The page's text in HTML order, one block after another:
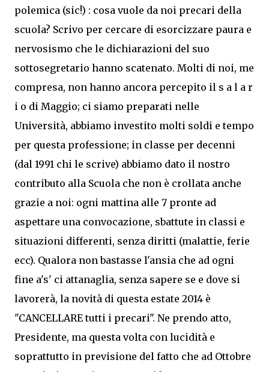
polemica (sic!) : cosa vuole da noi precari della
scuola? Scrivo per cercare di esorcizzare paura e
nervosismo che le dichiarazioni del suo
sottosegretario hanno scatenato. Molti di noi, me
compresa, non hanno ancora percepito il s a l a r
i o di Maggio; ci siamo preparati nelle
Università, abbiamo investito molti soldi e tempo
per questa professione; in classe per decenni
(dal 1991 chi le scrive) abbiamo dato il nostro
contributo alla Scuola che non è crollata anche
grazie a noi: ogni mattina alle 7 pronte ad
aspettare una convocazione, sbattute in classi e
situazioni differenti, senza diritti (malattie, ferie
ecc). Qualora non bastasse l'ansia che ad ogni
fine a's' ci attanaglia, senza sapere se e dove si
lavorerà, la novità di questa estate 2014 è
"CANCELLARE tutti i precari". Ne prendo atto,
Presidente, ma questa volta con lucidità e
soprattutto in previsione del fatto che ad Ottobre